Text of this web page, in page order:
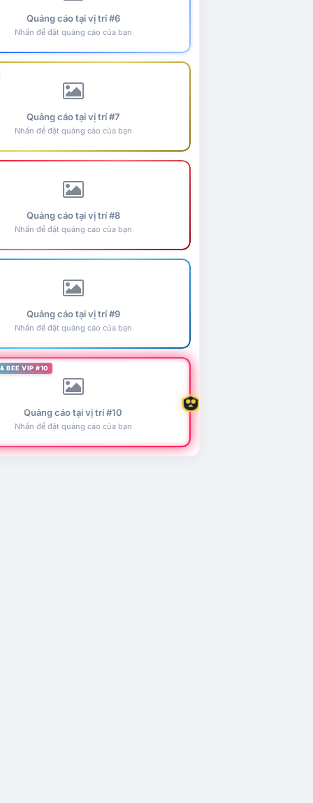
Quảng cáo tại vị trí #6
Nhấn để đặt quảng cáo của bạn
Quảng cáo tại vị trí #7
Nhấn để đặt quảng cáo của bạn
Quảng cáo tại vị trí #8
Nhấn để đặt quảng cáo của bạn
Quảng cáo tại vị trí #9
Nhấn để đặt quảng cáo của bạn
BEE VIP #10
Quảng cáo tại vị trí #10
Nhấn để đặt quảng cáo của bạn